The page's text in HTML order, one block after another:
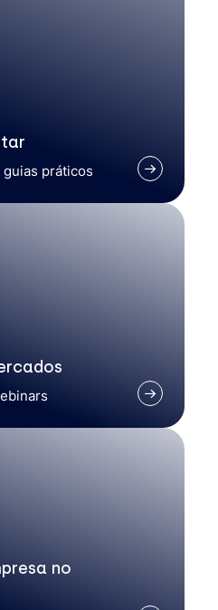
práticos
no